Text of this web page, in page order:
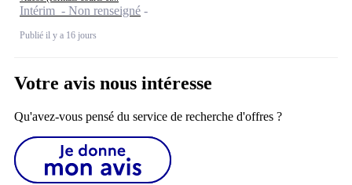
Intérim - Non renseigné
Publié il y a 16 jours
Votre avis nous intéresse
Qu'avez-vous pensé du service de recherche d'offres ?